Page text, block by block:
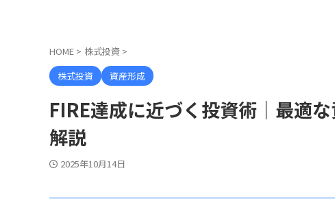
HOME > 株式投資 >
株式投資
資産形成
FIRE達成に近づく投資術｜最適
解説
2025年10月14日